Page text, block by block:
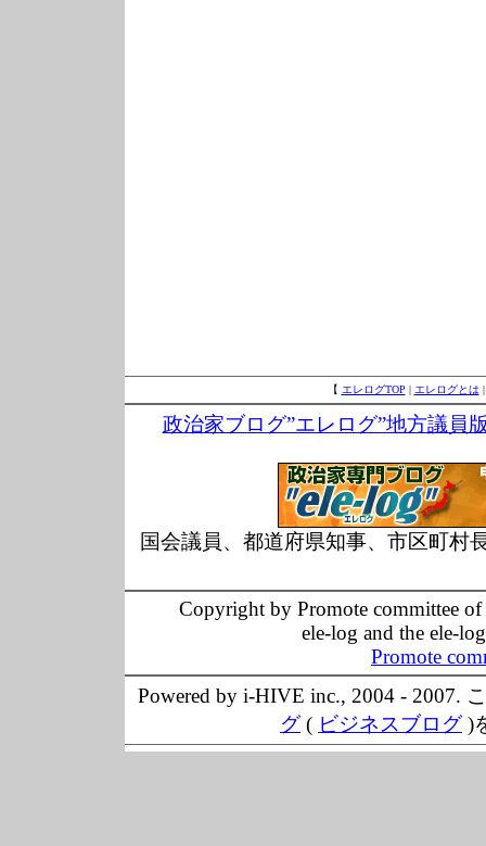
【 エレログTOP | エレログとは
政治家ブログ”エレログ”地方議員
国会議員、都道府県知事、市区町村
Copyright by Promote committee
ele-log and the ele-
Promote
Powered by i-HIVE inc., 2004 - 2007.
グ( ビジネスブログ)